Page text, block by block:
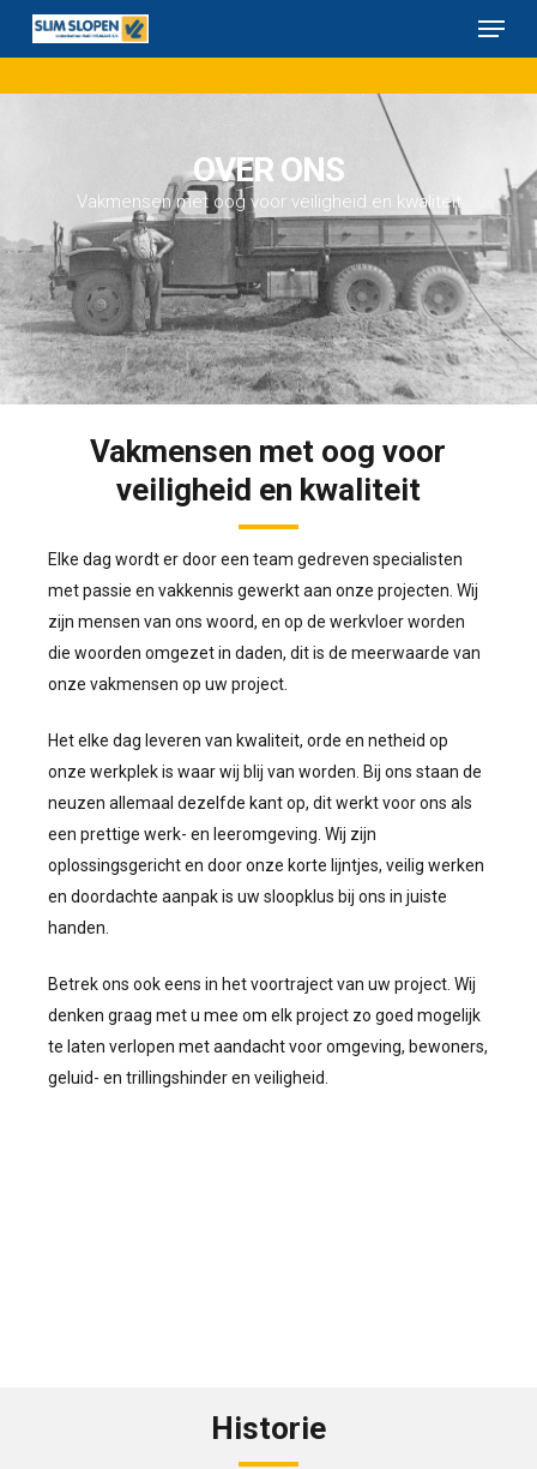
Menu
OVER ONS
Vakmensen met oog voor veiligheid en kwaliteit
Vakmensen met oog voor
veiligheid en kwaliteit
Elke dag wordt er door een team gedreven specialisten
met passie en vakkennis gewerkt aan onze projecten. Wij
zijn mensen van ons woord, en op de werkvloer worden
die woorden omgezet in daden, dit is de meerwaarde van
onze vakmensen op uw project.
Het elke dag leveren van kwaliteit, orde en netheid op
onze werkplek is waar wij blij van worden. Bij ons staan de
neuzen allemaal dezelfde kant op, dit werkt voor ons als
een prettige werk- en leeromgeving. Wij zijn
oplossingsgericht en door onze korte lijntjes, veilig werken
en doordachte aanpak is uw sloopklus bij ons in juiste
handen.
Betrek ons ook eens in het voortraject van uw project. Wij
denken graag met u mee om elk project zo goed mogelijk
te laten verlopen met aandacht voor omgeving, bewoners,
geluid- en trillingshinder en veiligheid.
Historie